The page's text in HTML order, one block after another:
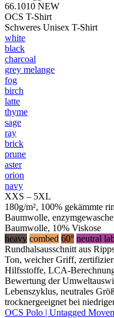
66.1010 NEW
OCS T-Shirt
Schweres Unisex T-Shirt
white
black
charcoal
grey melange
fog
birch
latte
thyme
sage
ray
brick
prune
aster
orion
navy
XXS – 5XL
180g/m², 100% gekämmte
Baumwolle,
Baumwolle, 10% Viskose
heavy combed 60° neutral
Rundhalsausschnitt aus
Ton, weicher Griff,
Hilfsstoffe, LCA-
Bewertung der
Lebenszyklus, neutrales
trocknergeeignet bei
OCS Polo | Untagged